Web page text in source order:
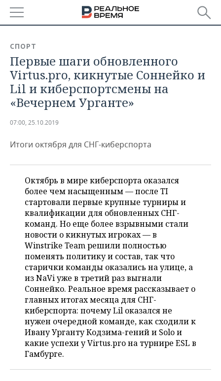
БАШКОРТОСТАН
ТАТАРСТАН
УДМУРТИЯ
НОВОСТИ
АНАЛИТИКА
НОВОСТИ АНАЛИТИКИ
ДЕКЛАРАЦИИ О ДОХОДАХ
КОРОЛИ ГОСЗАКАЗА ПФО
КОМУ ПРИНАДЛЕЖАТ
ТОРГОВЫЕ ЦЕНТРЫ
ТАТАРСТАНА
ЭКОНОМИКА
НОВОСТИ ЭКОНОМИКИ
ФИНАНСЫ
БЮДЖЕТ
ИНВЕСТИЦИИ
ПРОМЫШЛЕННОСТЬ
НОВОСТИ
АГРОПРОМ
МАШИНОСТРОЕНИЕ
НЕФТЕХИМИЯ
НЕФТЬ
ОПК
ЭНЕРГЕТИКА
НЕДВИЖИМОСТЬ
НОВОСТИ АВТО
БИЗНЕС
НОВОСТИ БИЗНЕСА
РОЗНИЧНАЯ ТОРГОВЛЯ
ТРАНСПОРТ
УСЛУГИ
ТЕХНОЛОГИИ
НОВОСТИ ТЕХНОЛОГИЙ
МЕДИА
ТЕЛЕКОММУНИКАЦИИ
МЕРОПРИЯТИЯ
НОВОСТИ МЕРОПРИЯТИЙ
ВЫЕЗДНАЯ РЕДАКЦИЯ
БИЗНЕС-БРАНЧИ
ONLINE-КОНФЕРЕНЦИИ
ОТКРЫТАЯ ЛЕКЦИЯ
СПОРТ
НОВОСТИ СПОРТА
ФУТБОЛ
ХОККЕЙ
БАСКЕТБОЛ
ОБЩЕСТВО
НОВОСТИ ОБЩЕСТВА
ВЛАСТЬ
ИНФРАСТРУКТУРА
ФОТОГАЛЕРЕЯ
СЮЖЕТЫ
СПРАВОЧНИК
СПОРТ
Первые шаги обновленного
Virtus.pro, кикнутые Соннейко и
Lil и киберспортсмены на
«Вечернем Урганте»
07:00, 25.10.2019
Итоги октября для СНГ-киберспорта
Октябрь в мире киберспорта оказался
более чем насыщенным — после TI
стартовали первые крупные турниры и
квалификации для обновленных СНГ-
команд. Но еще более взрывными стали
новости о кикнутых игроках — в
Winstrike Team решили полностью
поменять политику и состав, так что
старички команды оказались на улице, а
из NaVi уже в третий раз выгнали
Соннейко. Реальное время рассказывает о
главных итогах месяца для СНГ-
киберспорта: почему Lil оказался не
нужен очередной команде, как сходили к
Ивану Урганту Кодзима-гений и Solo и
какие успехи у Virtus.pro на турнире ESL в
Гамбурге.